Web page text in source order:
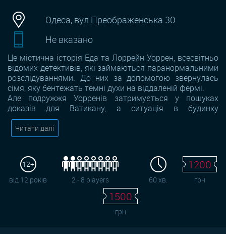
Одеса, вул.Преображенська 30
Не вказано
Це містична історія Еда та Лоррейн Уоррен, всесвітньо
відомих детективів, які займаються паранормальними
розслідуваннями. До них за допомогою звернулась
сімя, яку бентежать темні духи на віддаленій фермі.
Але подружжя Уорренів затримується у пошуках
доказів для Ватикану, а ситуація в будинку
Читати далі
12+
від 12 років
2 - 8 players 60 хв.
1200
грн
1500
грн